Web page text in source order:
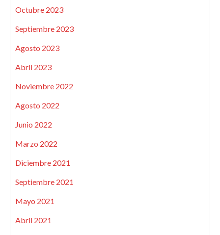
Octubre 2023
Septiembre 2023
Agosto 2023
Abril 2023
Noviembre 2022
Agosto 2022
Junio 2022
Marzo 2022
Diciembre 2021
Septiembre 2021
Mayo 2021
Abril 2021